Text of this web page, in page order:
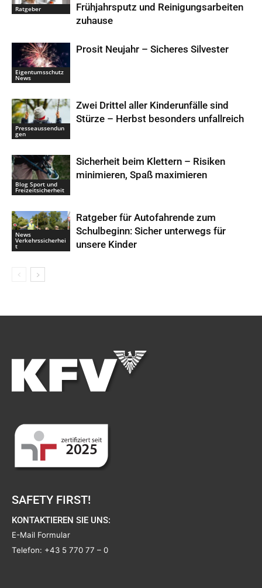
Ratgeber
Frühjahrsputz und Reinigungsarbeiten
zuhause
Eigentumsschutz
News
Prosit Neujahr – Sicheres Silvester
Presseaussendun
gen
Zwei Drittel aller Kinderunfälle sind
Stürze – Herbst besonders unfallreich
Blog Sport und
Freizeitsicherheit
Sicherheit beim Klettern – Risiken
minimieren, Spaß maximieren
News
Verkehrssicherhei
t
Ratgeber für Autofahrende zum
Schulbeginn: Sicher unterwegs für
unsere Kinder
SAFETY FIRST!
KONTAKTIEREN SIE UNS:
E-Mail Formular
Telefon: +43 5 770 77 – 0